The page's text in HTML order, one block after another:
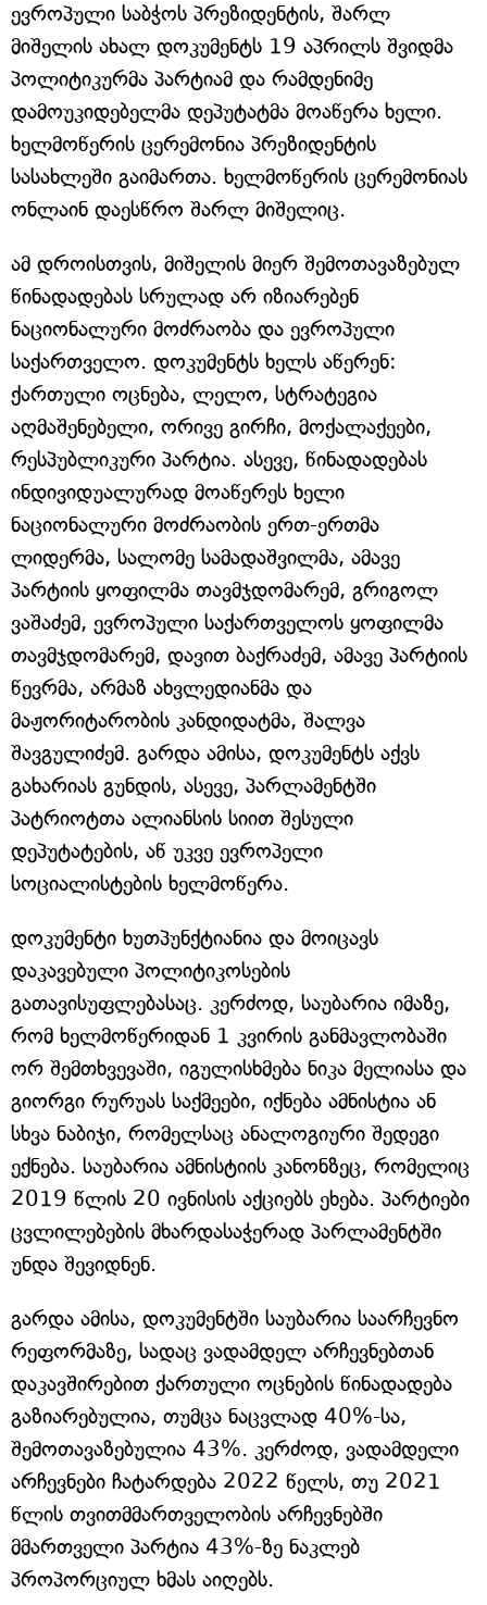
ევროპული საბჭოს პრეზიდენტის, შარლ
მიშელის ახალ დოკუმენტს 19 აპრილს შვიდმა
პოლიტიკურმა პარტიამ და რამდენიმე
დამოუკიდებელმა დეპუტატმა მოაწერა ხელი.
ხელმოწერის ცერემონია პრეზიდენტის
სასახლეში გაიმართა. ხელმოწერის ცერემონიას
ონლაინ დაესწრო შარლ მიშელიც.
ამ დროისთვის, მიშელის მიერ შემოთავაზებულ
წინადადებას სრულად არ იზიარებენ
ნაციონალური მოძრაობა და ევროპული
საქართველო. დოკუმენტს ხელს აწერენ:
ქართული ოცნება, ლელო, სტრატეგია
აღმაშენებელი, ორივე გირჩი, მოქალაქეები,
რესპუბლიკური პარტია. ასევე, წინადადებას
ინდივიდუალურად მოაწერეს ხელი
ნაციონალური მოძრაობის ერთ-ერთმა
ლიდერმა, სალომე სამადაშვილმა, ამავე
პარტიის ყოფილმა თავმჯდომარემ, გრიგოლ
ვაშაძემ, ევროპული საქართველოს ყოფილმა
თავმჯდომარემ, დავით ბაქრაძემ, ამავე პარტიის
წევრმა, არმაზ ახვლედიანმა და
მაჟორიტარობის კანდიდატმა, შალვა
შავგულიძემ. გარდა ამისა, დოკუმენტს აქვს
გახარიას გუნდის, ასევე, პარლამენტში
პატრიოტთა ალიანსის სიით შესული
დეპუტატების, აწ უკვე ევროპელი
სოციალისტების ხელმოწერა.
დოკუმენტი ხუთპუნქტიანია და მოიცავს
დაკავებული პოლიტიკოსების
გათავისუფლებასაც. კერძოდ, საუბარია იმაზე,
რომ ხელმოწერიდან 1 კვირის განმავლობაში
ორ შემთხვევაში, იგულისხმება ნიკა მელიასა და
გიორგი რურუას საქმეები, იქნება ამნისტია ან
სხვა ნაბიჯი, რომელსაც ანალოგიური შედეგი
ექნება. საუბარია ამნისტიის კანონზეც, რომელიც
2019 წლის 20 ივნისის აქციებს ეხება. პარტიები
ცვლილებების მხარდასაჭერად პარლამენტში
უნდა შევიდნენ.
გარდა ამისა, დოკუმენტში საუბარია საარჩევნო
რეფორმაზე, სადაც ვადამდელ არჩევნებთან
დაკავშირებით ქართული ოცნების წინადადება
გაზიარებულია, თუმცა ნაცვლად 40%-სა,
შემოთავაზებულია 43%. კერძოდ, ვადამდელი
არჩევნები ჩატარდება 2022 წელს, თუ 2021
წლის თვითმმართველობის არჩევნებში
მმართველი პარტია 43%-ზე ნაკლებ
პროპორციულ ხმას აიღებს.